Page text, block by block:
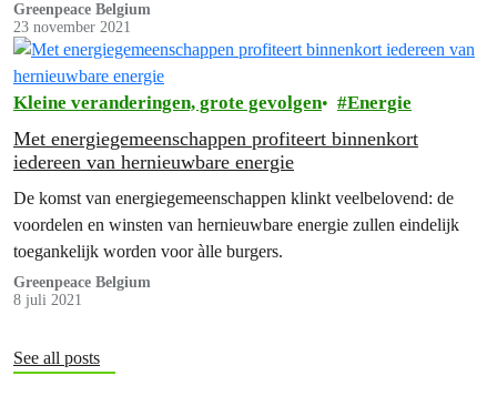
Greenpeace Belgium
23 november 2021
Kleine veranderingen, grote gevolgen Energie
Met energiegemeenschappen profiteert binnenkort
iedereen van hernieuwbare energie
De komst van energiegemeenschappen klinkt veelbelovend: de
voordelen en winsten van hernieuwbare energie zullen eindelijk
toegankelijk worden voor àlle burgers.
Greenpeace Belgium
8 juli 2021
See all posts